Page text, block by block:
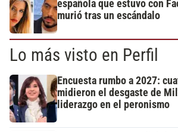
española que estuvo con
murió tras un escándalo
Lo más visto en Perfil
Encuesta rumbo a 2027:
midieron el desgaste de
liderazgo en el peronismo